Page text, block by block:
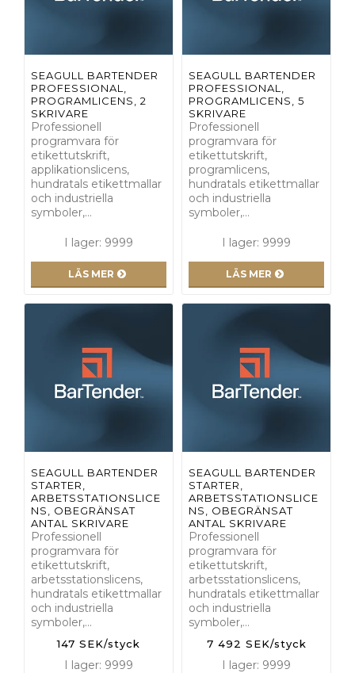
SEAGULL BARTENDER
PROFESSIONAL,
PROGRAMLICENS, 2
SKRIVARE
Professionell
programvara för
etikettutskrift,
applikationslicens,
hundratals etikettmallar
och industriella
symboler,…
I lager: 9999
LÄS MER
SEAGULL BARTENDER
PROFESSIONAL,
PROGRAMLICENS, 5
SKRIVARE
Professionell
programvara för
etikettutskrift,
programlicens,
hundratals etikettmallar
och industriella
symboler,…
I lager: 9999
LÄS MER
SEAGULL BARTENDER
STARTER,
ARBETSSTATIONSLICE
NS, OBEGRÄNSAT
ANTAL SKRIVARE
Professionell
programvara för
etikettutskrift,
arbetsstationslicens,
hundratals etikettmallar
och industriella
symboler,…
147 SEK/styck
I lager: 9999
SEAGULL BARTENDER
STARTER,
ARBETSSTATIONSLICE
NS, OBEGRÄNSAT
ANTAL SKRIVARE
Professionell
programvara för
etikettutskrift,
arbetsstationslicens,
hundratals etikettmallar
och industriella
symboler,…
7 492 SEK/styck
I lager: 9999